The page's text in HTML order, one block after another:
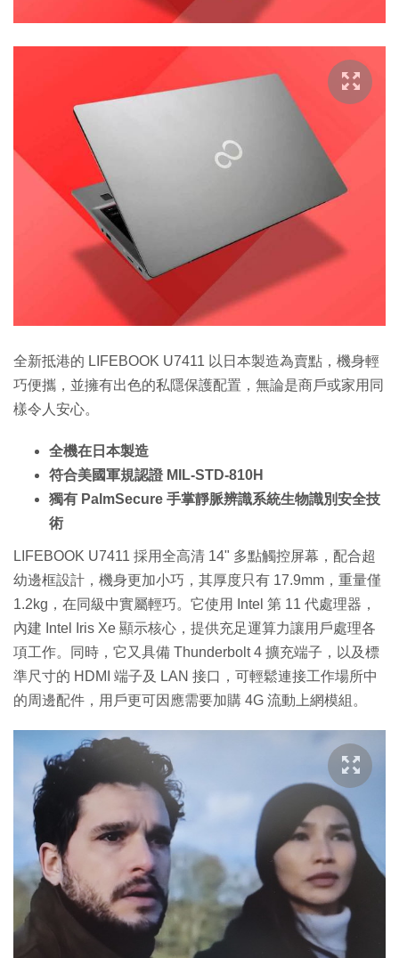
全新抵港的 LIFEBOOK U7411 以日本製造為賣點，機身輕
巧便攜，並擁有出色的私隱保護配置，無論是商戶或家用同
樣令人安心。
全機在日本製造
符合美國軍規認證 MIL-STD-810H
獨有 PalmSecure 手掌靜脈辨識系統生物識別安全技
術
LIFEBOOK U7411 採用全高清 14" 多點觸控屏幕，配合超
幼邊框設計，機身更加小巧，其厚度只有 17.9mm，重量僅
1.2kg，在同級中實屬輕巧。它使用 Intel 第 11 代處理器，
內建 Intel Iris Xe 顯示核心，提供充足運算力讓用戶處理各
項工作。同時，它又具備 Thunderbolt 4 擴充端子，以及標
準尺寸的 HDMI 端子及 LAN 接口，可輕鬆連接工作場所中
的周邊配件，用戶更可因應需要加購 4G 流動上網模組。